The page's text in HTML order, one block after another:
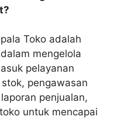
Toko adalah
mengelola
pelayanan
pengawasan
penjualan,
untuk mencapai